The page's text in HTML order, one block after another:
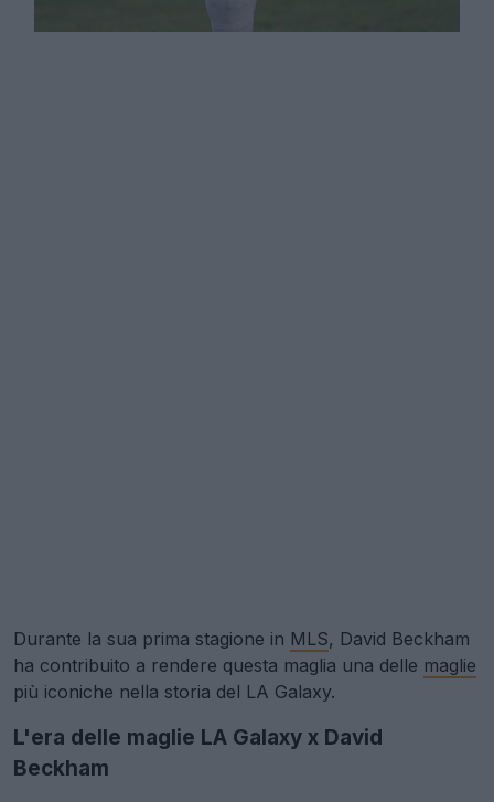
Durante la sua prima stagione in MLS, David Beckham
ha contribuito a rendere questa maglia una delle maglie
più iconiche nella storia del LA Galaxy.
L'era delle maglie LA Galaxy x David
Beckham